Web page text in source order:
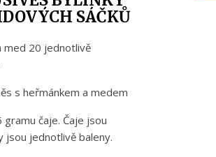
SÁČKŮ
med 20 jednotlivě
s heřmánkem a medem
čaje. Čaje jsou
jsou jednotlivě baleny.